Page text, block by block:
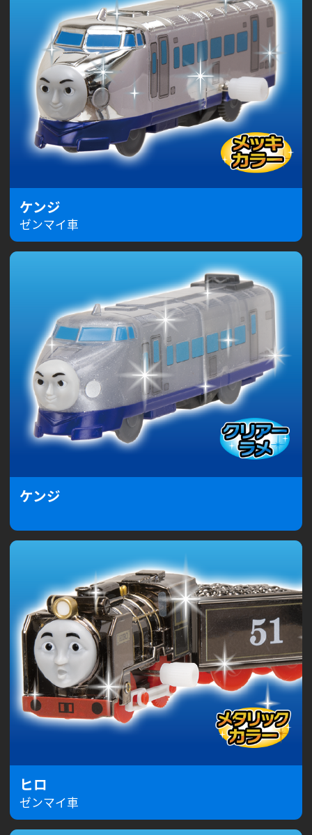
ケンジ
ゼンマイ車
ケンジ
ヒロ
ゼンマイ車